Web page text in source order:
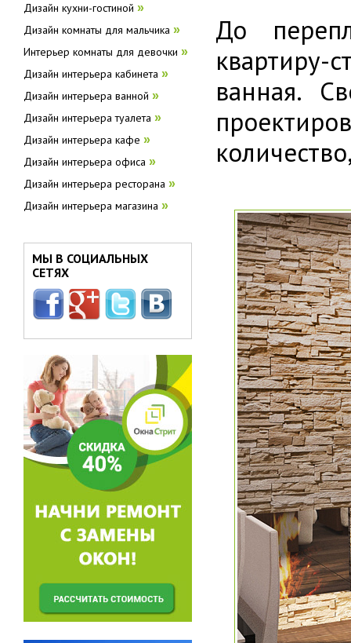
До
ванная.
Дизайн кухни-гостиной »
Дизайн комнаты для мальчика »
Интерьер комнаты для девочки »
Дизайн интерьера кабинета »
Дизайн интерьера ванной »
Дизайн интерьера туалета »
Дизайн интерьера кафе »
Дизайн интерьера офиса »
Дизайн интерьера ресторана »
Дизайн интерьера магазина »
МЫ В СОЦИАЛЬНЫХ
СЕТЯХ